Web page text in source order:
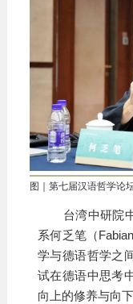
图｜第七届汉语哲学论
台湾中研院
系何乏笔（
学与德语哲学之
试在德语中思考
向上的修养与向